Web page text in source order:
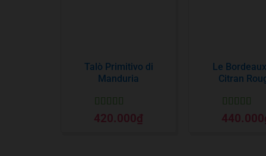
Talò Primitivo di
Manduria
Được xếp
hạng55 sao
420.000₫
Le
Citran
Được xếp
hạng55
440.000